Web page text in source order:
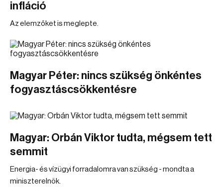
infláció
Az elemzőket is meglepte.
Magyar Péter: nincs szükség önkéntes
fogyasztáscsökkentésre
Magyar: Orbán Viktor tudta, mégsem tett
semmit
Energia- és vízügyi forradalomra van szükség - mondta a
miniszterelnök.